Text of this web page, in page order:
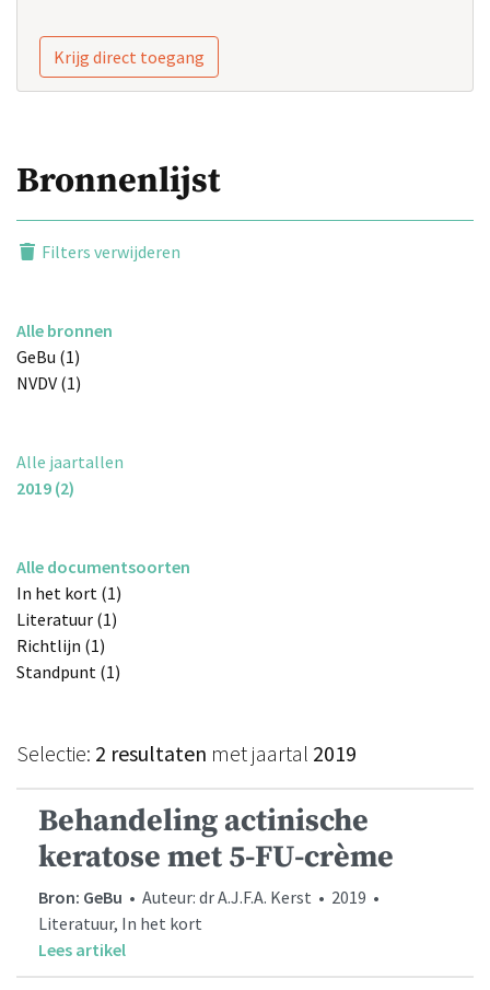
Krijg direct toegang
Bronnenlijst
Filters verwijderen
Alle bronnen
GeBu (1)
NVDV (1)
Alle jaartallen
2019 (2)
Alle documentsoorten
In het kort (1)
Literatuur (1)
Richtlijn (1)
Standpunt (1)
Selectie: 2 resultaten met jaartal 2019
Behandeling actinische
keratose met 5-FU-crème
Bron: GeBu • Auteur: dr A.J.F.A. Kerst • 2019 •
Literatuur, In het kort
Lees artikel